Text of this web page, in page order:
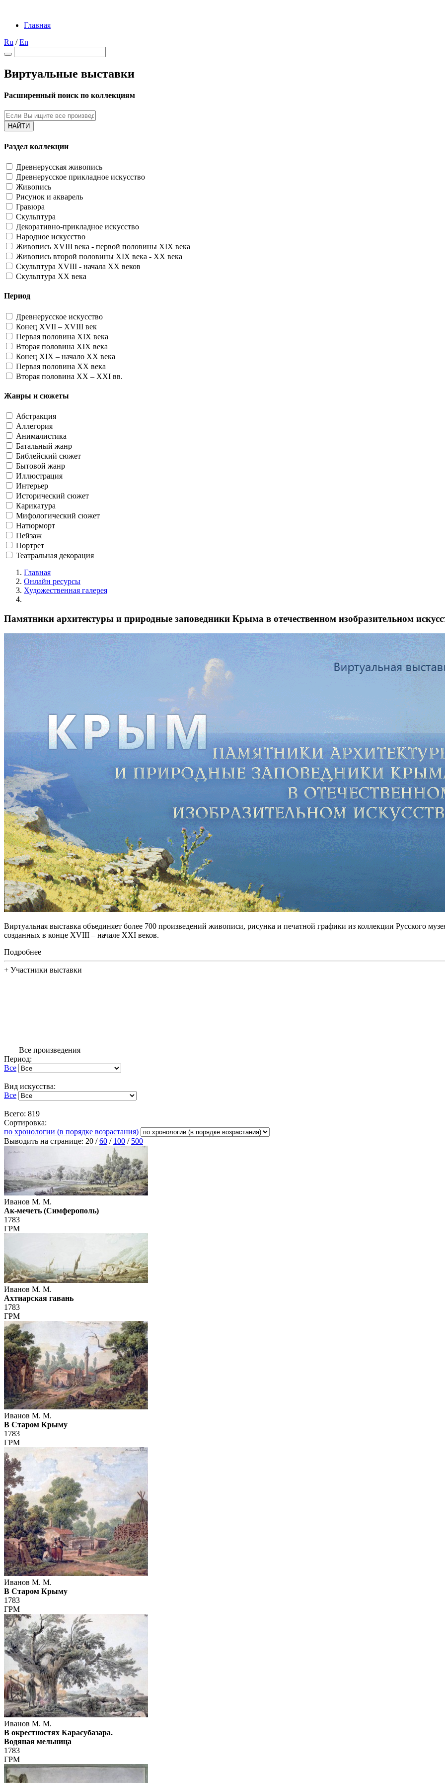
Главная
Ru /En
Виртуальные выставки
Расширенный поиск по коллекциям
НАЙТИ
Раздел коллекции
Древнерусская живопись
Древнерусское прикладное искусство
Живопись
Рисунок и акварель
Гравюра
Скульптура
Декоративно-прикладное искусство
Народное искусство
Живопись XVIII века - первой половины XIX века
Живопись второй половины XIX века - XX века
Скульптура XVIII - начала XX веков
Скульптура XX века
Период
Древнерусское искусство
Конец XVII – XVIII век
Первая половина XIX века
Вторая половина XIX века
Конец XIX – начало XX века
Первая половина XX века
Вторая половина XX – XXI вв.
Жанры и сюжеты
Абстракция
Аллегория
Анималистика
Батальный жанр
Библейский сюжет
Бытовой жанр
Иллюстрация
Интерьер
Исторический сюжет
Карикатура
Мифологический сюжет
Натюрморт
Пейзаж
Портрет
Театральная декорация
Главная
Онлайн ресурсы
Художественная галерея
Памятники архитектуры и природные заповедники Крыма в отечественном изобразительном
Виртуальная выставка объединяет более 700 произведений живописи, рисунка и печатной графики из коллекции Русского
созданных в конце XVIII – начале XXI веков.
Подробнее
+ Участники выставки
Все произведения
Период:
Все
Вид искусства:
Все
Всего: 819
Сортировка:
по хронологии (в порядке возрастания)
Выводить на странице: 20 /60 / 100 / 500
Иванов М. М.
Ак-мечеть (Симферополь)
1783
ГРМ
Иванов М. М.
Ахтиарская гавань
1783
ГРМ
Иванов М. М.
В Старом Крыму
1783
ГРМ
Иванов М. М.
В Старом Крыму
1783
ГРМ
Иванов М. М.
В окрестностях Карасубазара.
Водяная мельница
1783
ГРМ